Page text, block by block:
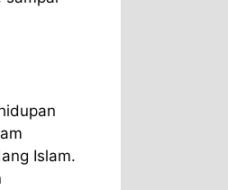
Islam.